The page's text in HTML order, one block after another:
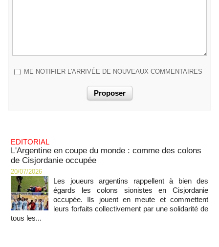
ME NOTIFIER L'ARRIVÉE DE NOUVEAUX COMMENTAIRES
EDITORIAL
L'Argentine en coupe du monde : comme des colons
de Cisjordanie occupée
20/07/2026
Les joueurs argentins rappellent à bien des
égards les colons sionistes en Cisjordanie
occupée. Ils jouent en meute et commettent
leurs forfaits collectivement par une solidarité de
tous les...